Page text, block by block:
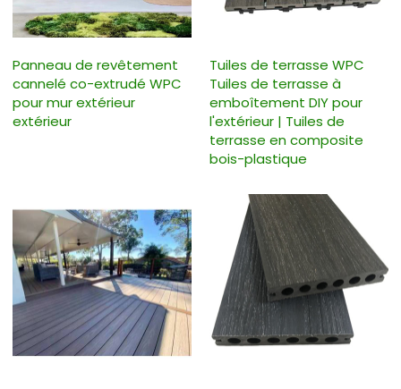
Panneau de revêtement
cannelé co-extrudé WPC
pour mur extérieur
extérieur
Tuiles de terrasse WPC
Tuiles de terrasse à
emboîtement DIY pour
l'extérieur | Tuiles de
terrasse en composite
bois-plastique